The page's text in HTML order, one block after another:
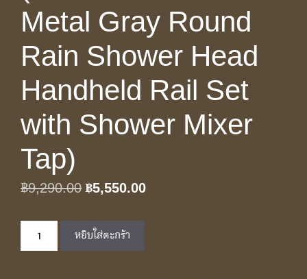
Metal Gray Round
Rain Shower Head
Handheld Rail Set
with Shower Mixer
Tap)
฿9,290.00Original
was:
฿9,290.00.
฿5,550.00Current
จำนวน
3
หยิบใส่ตะกร้า